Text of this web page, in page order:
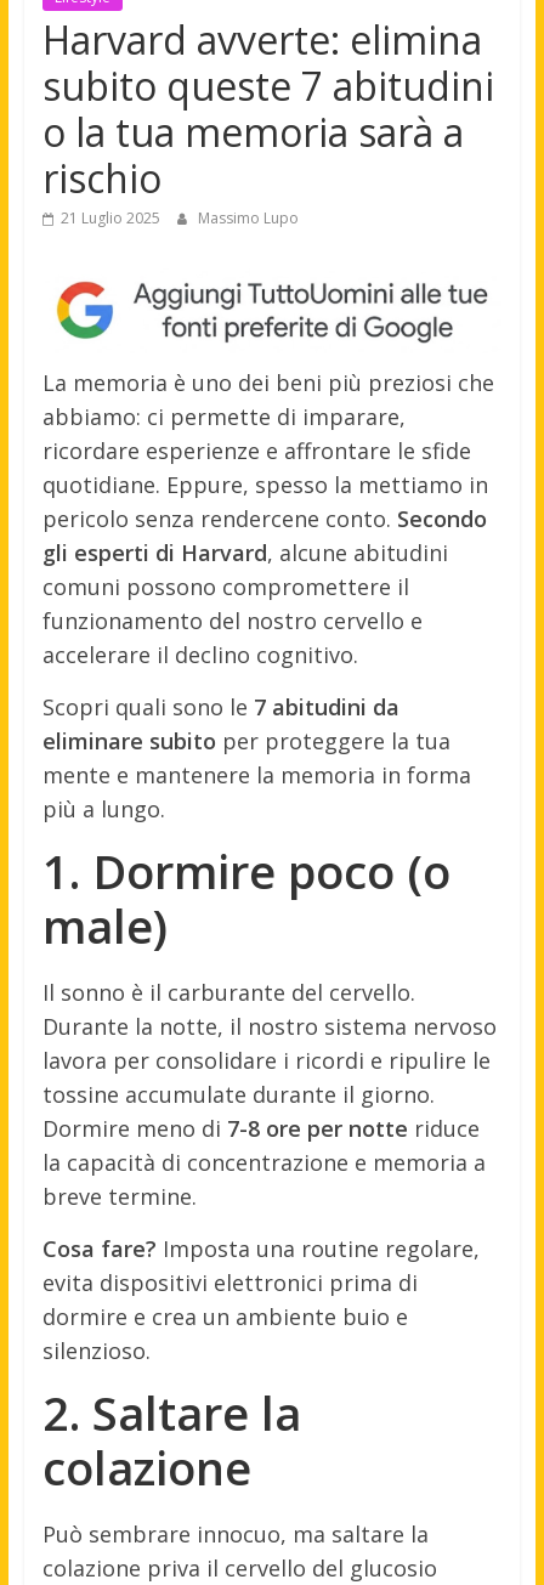
Harvard avverte: elimina
subito queste 7 abitudini
o la tua memoria sarà a
rischio
21 Luglio 2025 Massimo Lupo
La memoria è uno dei beni più preziosi che
abbiamo: ci permette di imparare,
ricordare esperienze e affrontare le sfide
quotidiane. Eppure, spesso la mettiamo in
pericolo senza rendercene conto. Secondo
gli esperti di Harvard, alcune abitudini
comuni possono compromettere il
funzionamento del nostro cervello e
accelerare il declino cognitivo.
Scopri quali sono le 7 abitudini da
eliminare subito per proteggere la tua
mente e mantenere la memoria in forma
più a lungo.
1. Dormire poco (o
male)
Il sonno è il carburante del cervello.
Durante la notte, il nostro sistema nervoso
lavora per consolidare i ricordi e ripulire le
tossine accumulate durante il giorno.
Dormire meno di 7-8 ore per notte riduce
la capacità di concentrazione e memoria a
breve termine.
Cosa fare? Imposta una routine regolare,
evita dispositivi elettronici prima di
dormire e crea un ambiente buio e
silenzioso.
2. Saltare la
colazione
Può sembrare innocuo, ma saltare la
colazione priva il cervello del glucosio